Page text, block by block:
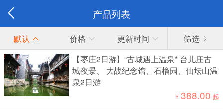
产品列表
默认 价格 更新时间
筛选
【枣庄2日游】“古城遇上温泉* 台儿庄古
城夜景、 大战纪念馆、石榴园、仙坛山温
泉2日游
¥388.00 起